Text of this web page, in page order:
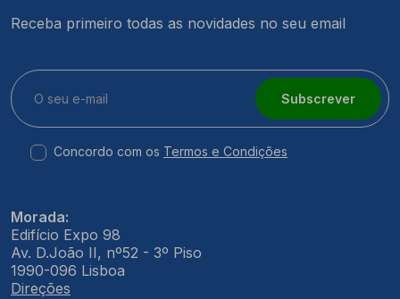
Receba primeiro todas as novidades no seu email
Subscrever
Concordo com os Termos e Condições
Morada:
Edifício Expo 98
Av. D.João II, nº52 - 3º Piso
1990-096 Lisboa
Direções